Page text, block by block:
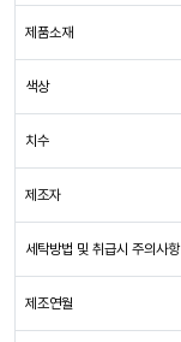
제품소재
색상
치수
제조자
세탁방법 및 취급시 주의사항
제조연월